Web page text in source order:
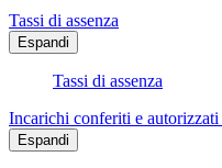
Tassi di assenza
Espandi
Tassi di assenza
Incarichi conferiti e
Espandi